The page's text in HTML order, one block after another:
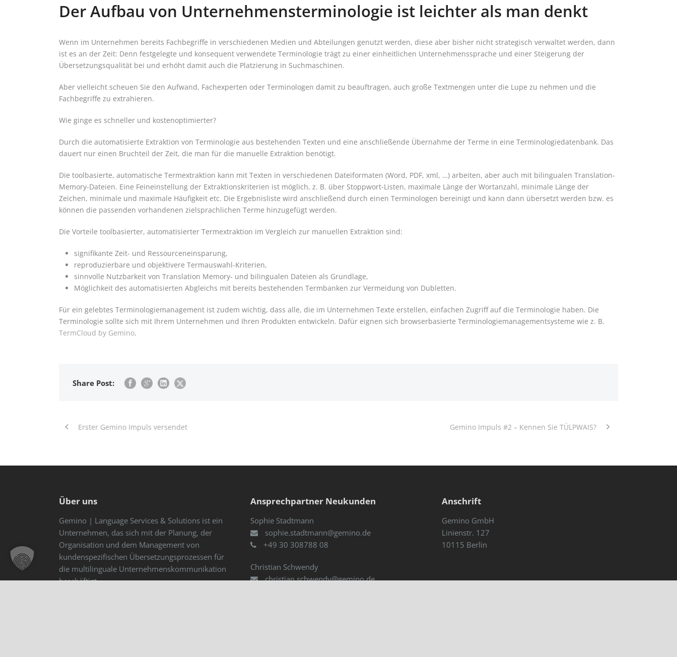
Der Aufbau von Unternehmens­terminologie ist leichter als man denkt
Wenn im Unternehmen bereits Fachbegriffe in verschiedenen Medien und Abteilungen genutzt werden, diese aber bisher nicht strategisch verwaltet werden, dann
ist es an der Zeit: Denn festgelegte und konsequent verwendete Terminologie trägt zu einer einheitlichen Unternehmenssprache und einer Steigerung der
Übersetzungsqualität bei und erhöht damit auch die Platzierung in Suchmaschinen.
Aber vielleicht scheuen Sie den Aufwand, Fachexperten oder Terminologen damit zu beauftragen, auch große Textmengen unter die Lupe zu nehmen und die
Fachbegriffe zu extrahieren.
Wie ginge es schneller und kostenoptimierter?
Durch die automatisierte Extraktion von Terminologie aus bestehenden Texten und eine anschließende Übernahme der Terme in eine Terminologiedatenbank. Das
dauert nur einen Bruchteil der Zeit, die man für die manuelle Extraktion benötigt.
Die toolbasierte, automatische Termextraktion kann mit Texten in verschiedenen Dateiformaten (Word, PDF, xml, …) arbeiten, aber auch mit bilingualen Translation-
Memory-Dateien. Eine Feineinstellung der Extraktionskriterien ist möglich, z. B. über Stoppwort-Listen, maximale Länge der Wortanzahl, minimale Länge der
Zeichen, minimale und maximale Häufigkeit etc. Die Ergebnisliste wird anschließend durch einen Terminologen bereinigt und kann dann übersetzt werden bzw. es
können die passenden vorhandenen zielsprachlichen Terme hinzugefügt werden.
Die Vorteile toolbasierter, automatisierter Termextraktion im Vergleich zur manuellen Extraktion sind:
signifikante Zeit- und Ressourceneinsparung,
reproduzierbare und objektivere Termauswahl-Kriterien,
sinnvolle Nutzbarkeit von Translation Memory- und bilingualen Dateien als Grundlage,
Möglichkeit des automatisierten Abgleichs mit bereits bestehenden Termbanken zur Vermeidung von Dubletten.
Für ein gelebtes Terminologiemanagement ist zudem wichtig, dass alle, die im Unternehmen Texte erstellen, einfachen Zugriff auf die Terminologie haben. Die
Terminologie sollte sich mit Ihrem Unternehmen und Ihren Produkten entwickeln. Dafür eignen sich browserbasierte Terminologiemanagementsysteme wie z. B.
TermCloud by Gemino.
Share Post:
Erster Gemino Impuls versendet Gemino Impuls #2 – Kennen Sie TÜLPWAIS?
Über uns
Gemino | Language Services & Solutions ist ein
Unternehmen, das sich mit der Planung, der
Organisation und dem Management von
kundenspezifischen Übersetzungsprozessen für
die multilinguale Unternehmenskommunikation
beschäftigt.
Ansprechpartner Neukunden
Sophie Stadtmann
sophie.stadtmann@gemino.de
+49 30 308788 08
Christian Schwendy
christian.schwendy@gemino.de
Anschrift
Gemino GmbH
Linienstr. 127
10115 Berlin